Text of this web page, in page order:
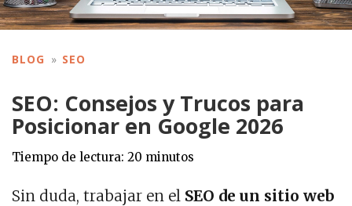
BLOG SEO
SEO: Consejos y Trucos para
Posicionar en Google 2026
Tiempo de lectura: 20 minutos
Sin duda, trabajar en el SEO de un sitio web